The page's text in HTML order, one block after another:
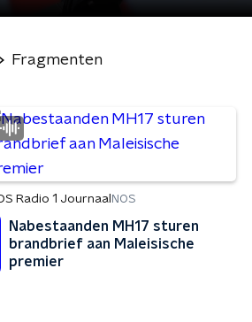
Fragmenten
Radio 1 Journaal NOS
Nabestaanden MH17 sturen
brandbrief aan Maleisische
premier